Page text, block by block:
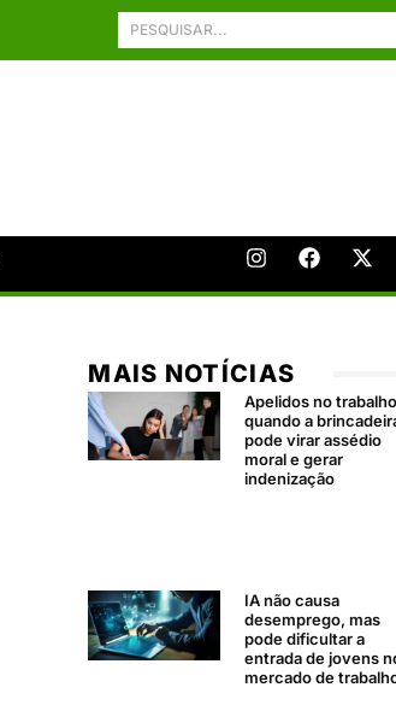
MAIS NOTÍCIAS
Apelidos no
quando a
pode virar assédio
moral e gerar
indenização
IA não causa
desemprego, mas
pode dificultar a
entrada de jovens
mercado de